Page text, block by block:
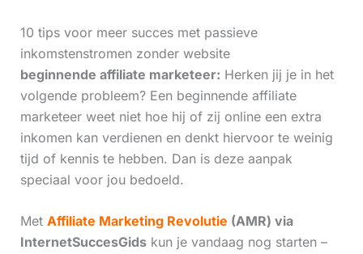
10 tips voor meer succes met passieve
inkomstenstromen zonder website
beginnende affiliate marketeer: Herken jij je in het
volgende probleem? Een beginnende affiliate
marketeer weet niet hoe hij of zij online een extra
inkomen kan verdienen en denkt hiervoor te weinig
tijd of kennis te hebben. Dan is deze aanpak
speciaal voor jou bedoeld.
Met Affiliate Marketing Revolutie (AMR) via
InternetSuccesGidskun je vandaag nog starten –